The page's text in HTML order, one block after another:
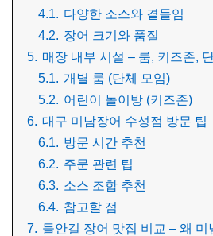
4.1. 다양한 소스와 곁들임
4.2. 장어 크기와 품질
5. 매장 내부 시설 – 룸, 키즈존,
5.1. 개별 룸 (단체 모임)
5.2. 어린이 놀이방 (키즈존)
6. 대구 미남장어 수성점 방문 팁
6.1. 방문 시간 추천
6.2. 주문 관련 팁
6.3. 소스 조합 추천
6.4. 참고할 점
7. 들안길 장어 맛집 비교 – 왜 미